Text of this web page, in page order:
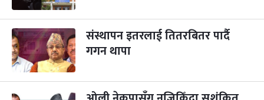
४
बुध कार्तिक ४, २०८३
५
बिहि
पापा‌ङ्कुशा एकादशी व्रत
कार्तिक ५, २०८३
संस्थापन इतरलाई तितरबितर पार्दै
गगन थापा